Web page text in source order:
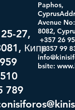
27,
Кипр
789
Paphos,
Avenue
8082,
+357 26
+357 99
bsite: